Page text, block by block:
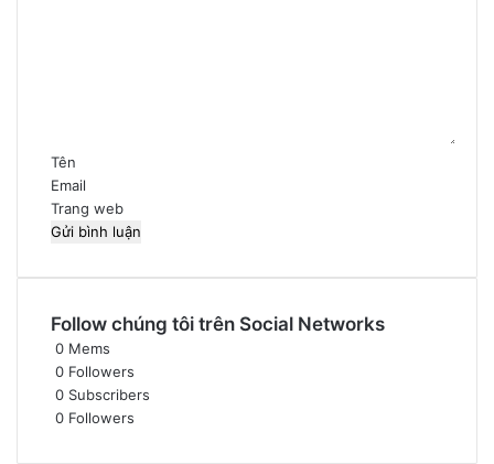
*
Tên
Email
Trang web
Follow chúng tôi trên Social Networks
0 Mems
0 Followers
0 Subscribers
0 Followers